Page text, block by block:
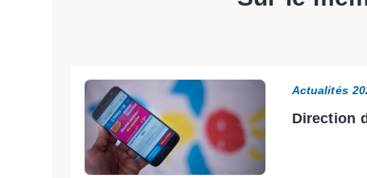
Actualités
Direction